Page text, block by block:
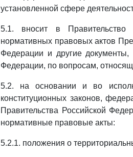
установленной сфере
5.1. вносит в Правительство
нормативных правовых актов
Федерации и другие документы,
Федерации, по вопросам,
5.2. на основании и во
конституционных законов,
Правительства Российской
нормативные правовые акты:
5.2.1. положения о